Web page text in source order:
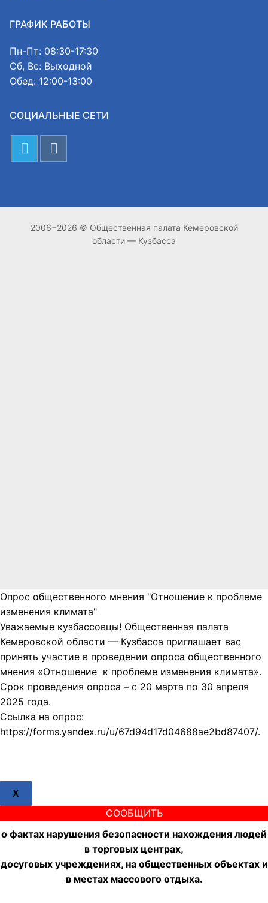
ГРАФИК РАБОТЫ
Пн-Пт: 08:30-17:30
Сб, Вс: Выходной
Обед: 12:00-13:00
СОЦИАЛЬНЫЕ СЕТИ
2006−2026 © Общественная палата Кемеровской
области — Кузбасса
Опрос общественного мнения "Отношение к проблеме
изменения климата"
Уважаемые кузбассовцы! Общественная палата
Кемеровской области — Кузбасса приглашает вас
принять участие в проведении опроса общественного
мнения «Отношение к проблеме изменения климата».
Срок проведения опроса – с 20 марта по 30 апреля
2025 года.
Ссылка на опрос:
https://forms.yandex.ru/u/67d94d17d04688ae2bd87407/.
X
СООБЩИТЬ
о фактах нарушения безопасности нахождения людей
в торговых центрах,
досуговых учреждениях, на общественных объектах и
в местах массового отдыха.